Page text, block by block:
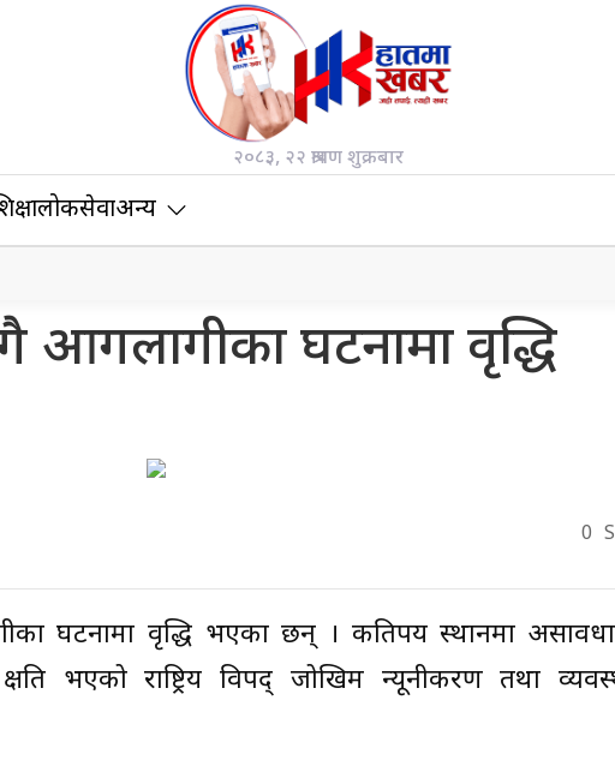
२०८३, २२ श्रावण शुक्रबार
लोकसेवाअन्य
आगलागीका घटनामा वृद्धि
0
घटनामा वृद्धि भएका छन् । कतिपय स्थानमा
भएको राष्ट्रिय विपद् जोखिम न्यूनीकरण तथा